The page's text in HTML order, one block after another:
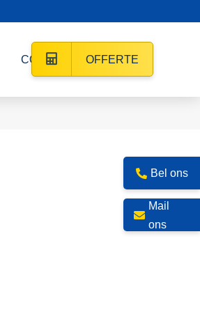
CONTACT OFFERTE
Bel ons
Mail
ons